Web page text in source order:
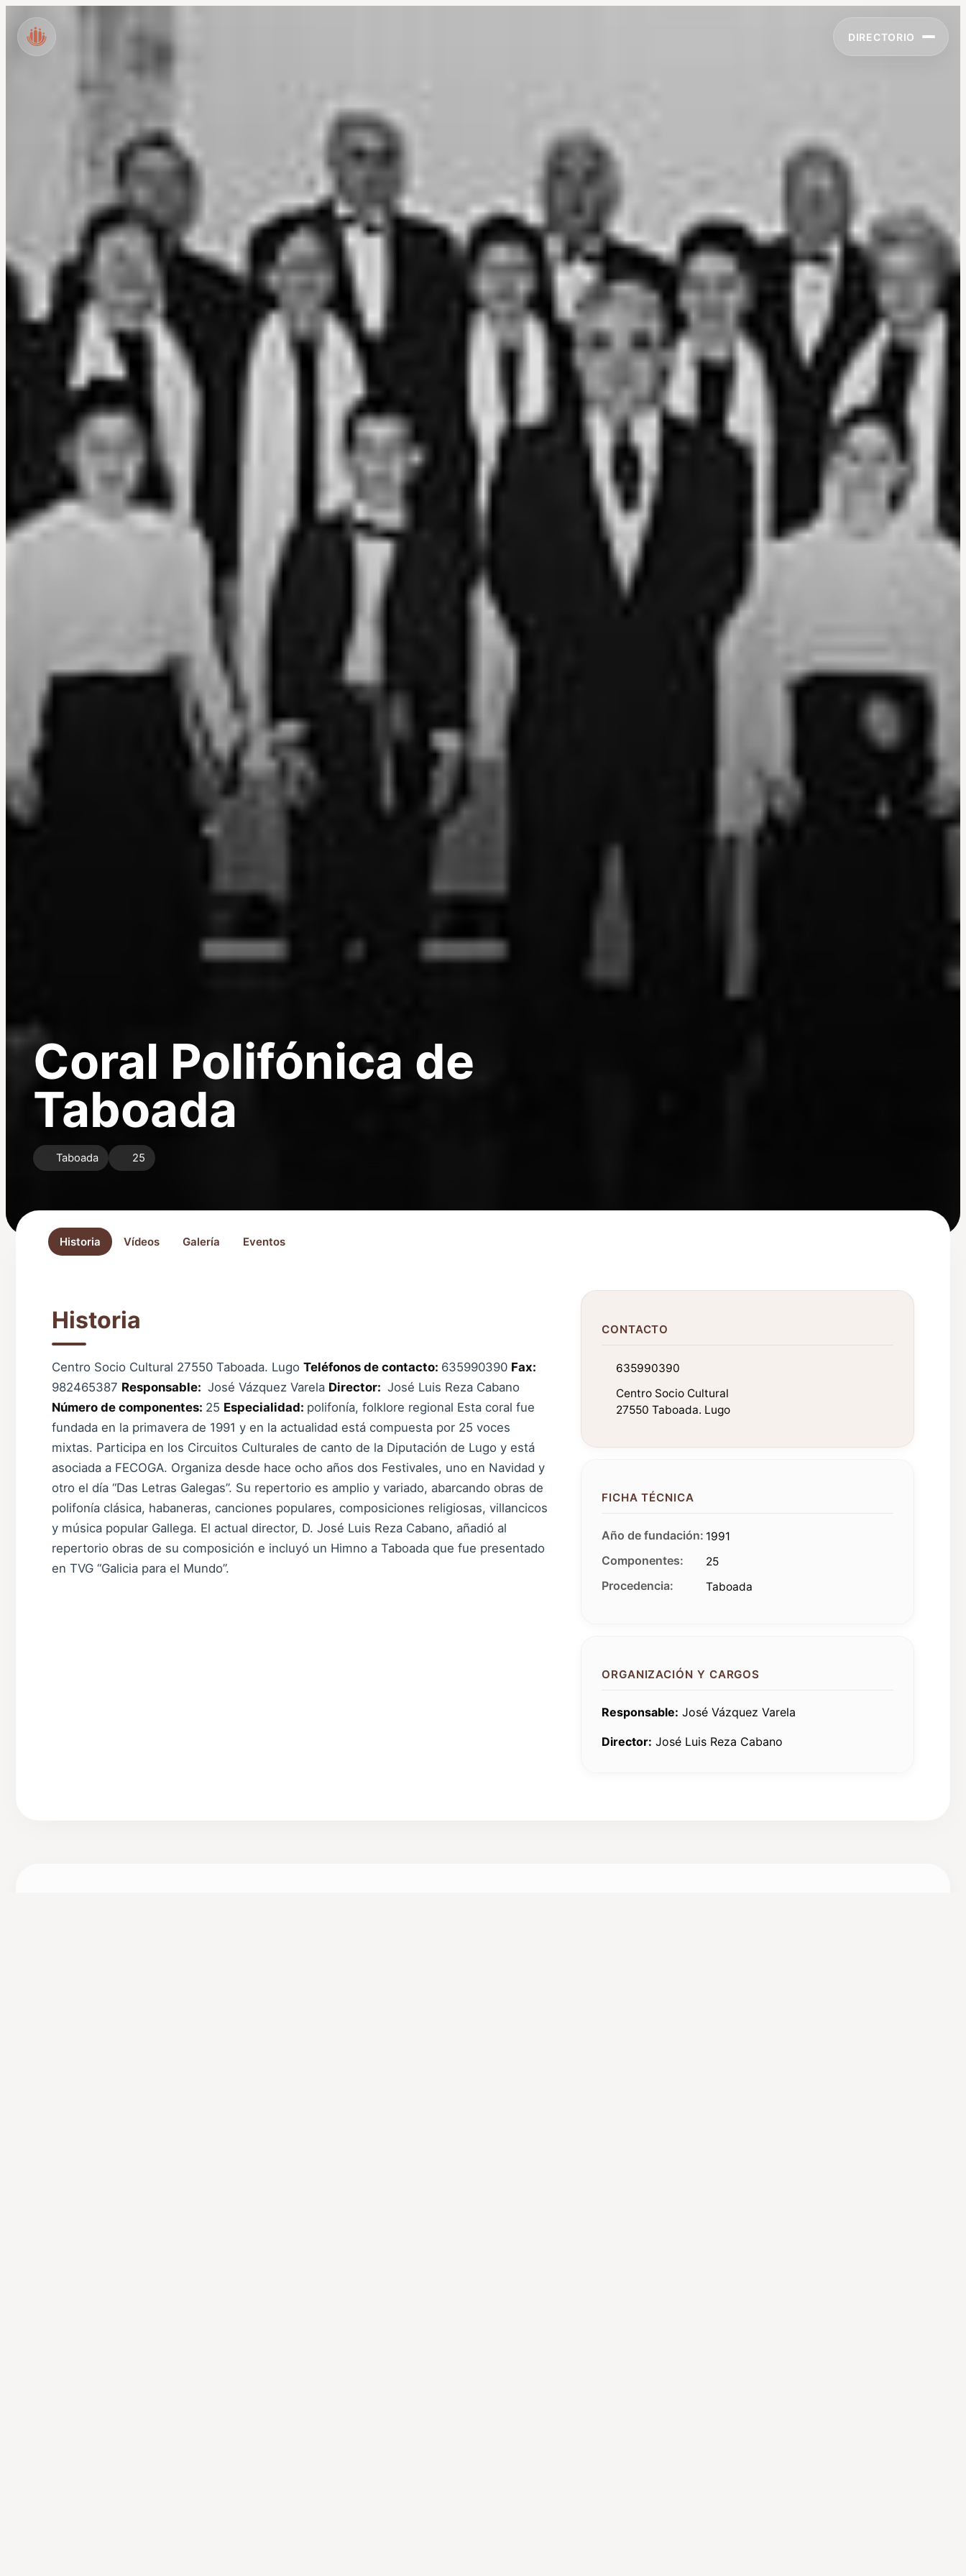
Coral Polifónica de
Taboada
Taboada 25
Historia Vídeos Galería Eventos
Historia
Centro Socio Cultural 27550 Taboada. Lugo Teléfonos de contacto: 635990390 Fax:
982465387 Responsable: José Vázquez Varela Director: José Luis Reza Cabano
Número de componentes: 25 Especialidad: polifonía, folklore regional Esta coral fue
fundada en la primavera de 1991 y en la actualidad está compuesta por 25 voces
mixtas. Participa en los Circuitos Culturales de canto de la Diputación de Lugo y está
asociada a FECOGA. Organiza desde hace ocho años dos Festivales, uno en Navidad y
otro el día “Das Letras Galegas”. Su repertorio es amplio y variado, abarcando obras de
polifonía clásica, habaneras, canciones populares, composiciones religiosas, villancicos
y música popular Gallega. El actual director, D. José Luis Reza Cabano, añadió al
repertorio obras de su composición e incluyó un Himno a Taboada que fue presentado
en TVG “Galicia para el Mundo”.
CONTACTO
635990390
Centro Socio Cultural
27550 Taboada. Lugo
FICHA TÉCNICA
Año de fundación: 1991
Componentes: 25
Procedencia: Taboada
ORGANIZACIÓN Y CARGOS
Responsable: José Vázquez Varela
Director: José Luis Reza Cabano
DIRECTORIO